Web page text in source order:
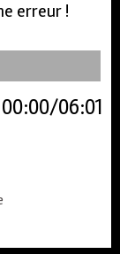
erreur !
06:01
00:00